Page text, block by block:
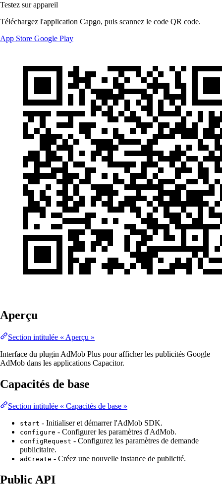
Testez sur appareil
Téléchargez l'application Capgo, puis scannez le code QR code.
App Store Google Play
Aperçu
Section intitulée « Aperçu »
Interface du plugin AdMob Plus pour afficher les publicités Google
AdMob dans les applications Capacitor.
Capacités de base
Section intitulée « Capacités de base »
start - Initialiser et démarrer l'AdMob SDK.
configure - Configurer les paramètres d'AdMob.
configRequest - Configurez les paramètres de demande
publicitaire.
adCreate - Créez une nouvelle instance de publicité.
Public API